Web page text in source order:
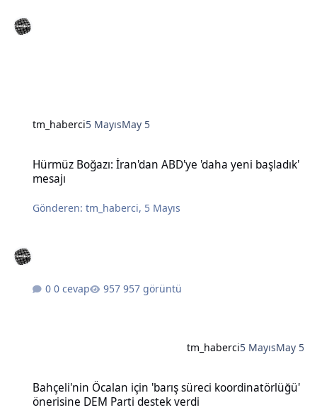
tm_haberci5 MayısMay 5
Hürmüz Boğazı: İran'dan ABD'ye 'daha yeni başladık'
mesajı
Gönderen:tm_haberci, 5 Mayıs
0 cevap 957 görüntü
tm_haberci5 MayısMay 5
Bahçeli'nin Öcalan için 'barış süreci koordinatörlüğü'
önerisine DEM Parti destek verdi